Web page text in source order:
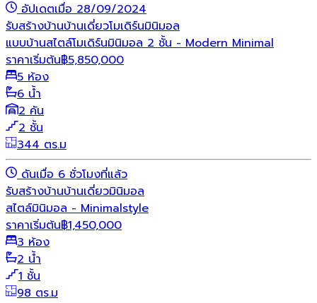
อัปเดตเมื่อ 28/09/2024
รับสร้างบ้านบ้านเดี่ยวโมเดิร์นมินิมอล
แบบบ้านสไตล์โมเดิร์นมินิมอล 2 ชั้น - Modern Minimal
ราคาเริ่มต้น฿5,850,000
5 ห้อง
6 น้ำ
2 คัน
2 ชั้น
344 ตร.ม
ดันเมื่อ 6 ชั่วโมงที่แล้ว
รับสร้างบ้านบ้านเดี่ยวมินิมอล
สไตล์มินิมอล - Minimalstyle
ราคาเริ่มต้น฿1,450,000
3 ห้อง
2 น้ำ
1 ชั้น
98 ตร.ม